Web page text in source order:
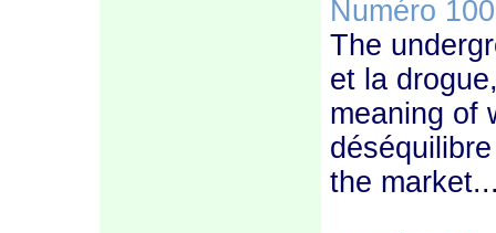
Numéro 100
The
et la
meaning of
the